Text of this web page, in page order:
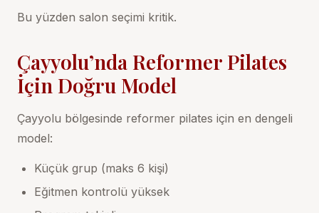
Bu yüzden salon seçimi kritik.
Çayyolu’nda Reformer Pilates
İçin Doğru Model
Çayyolu bölgesinde reformer pilates için en dengeli
model:
Küçük grup (maks 6 kişi)
Eğitmen kontrolü yüksek